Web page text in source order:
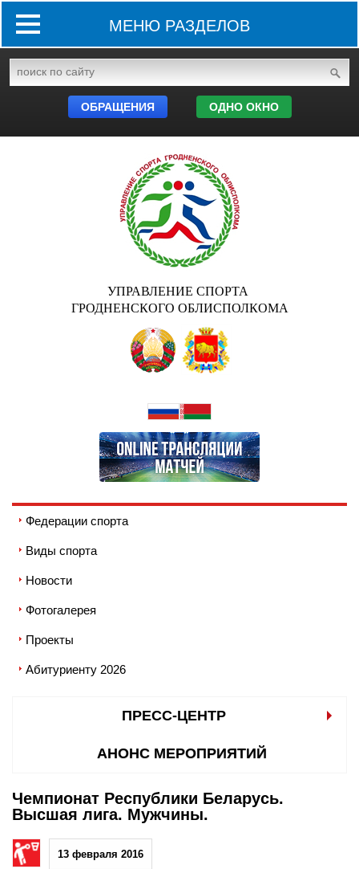
МЕНЮ РАЗДЕЛОВ
ОБРАЩЕНИЯ ОДНО ОКНО
УПРАВЛЕНИЕ СПОРТА
ГРОДНЕНСКОГО ОБЛИСПОЛКОМА
Федерации спорта
Виды спорта
Новости
Фотогалерея
Проекты
Абитуриенту 2026
ПРЕСС-ЦЕНТР
АНОНС МЕРОПРИЯТИЙ
Чемпионат Республики Беларусь.
Высшая лига. Мужчины.
13 февраля 2016